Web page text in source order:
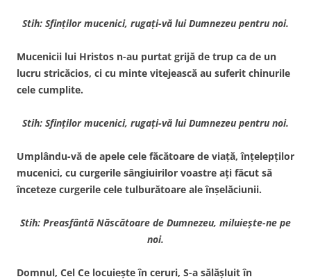
Stih: Sfinţilor mucenici, rugaţi-vă lui Dumnezeu pentru noi.
Mucenicii lui Hristos n-au purtat grijă de trup ca de un
lucru stricăcios, ci cu minte vitejească au suferit chinurile
cele cumplite.
Stih: Sfinţilor mucenici, rugaţi-vă lui Dumnezeu pentru noi.
Umplându-vă de apele cele făcătoare de viaţă, înţelepţilor
mucenici, cu curgerile sângiuirilor voastre aţi făcut să
înceteze curgerile cele tulburătoare ale înşelăciunii.
Stih: Preasfântă Născătoare de Dumnezeu, miluieşte-ne pe
noi.
Domnul, Cel Ce locuieşte în ceruri, S-a sălăşluit în